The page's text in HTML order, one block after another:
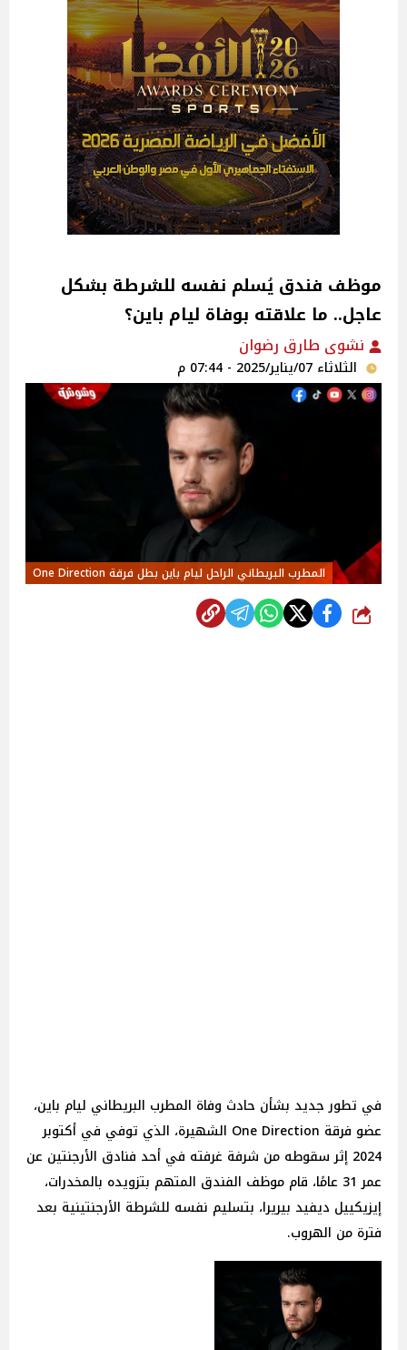
موظف فندق يُسلم نفسه للشرطة بشكل
عاجل.. ما علاقته بوفاة ليام باين؟
نشوى طارق رضوان
الثلاثاء 07/يناير/2025 - 07:44 م
المطرب البريطاني الراحل ليام باين بطل فرقة One Direction
شارك
في تطور جديد بشأن حادث وفاة المطرب البريطاني ليام باين،
عضو فرقة One Direction الشهيرة، الذي توفي في أكتوبر
2024 إثر سقوطه من شرفة غرفته في أحد فنادق الأرجنتين عن
عمر 31 عامًا، قام موظف الفندق المتهم بتزويده بالمخدرات،
إيزيكييل ديفيد بيريرا، بتسليم نفسه للشرطة الأرجنتينية بعد
فترة من الهروب.